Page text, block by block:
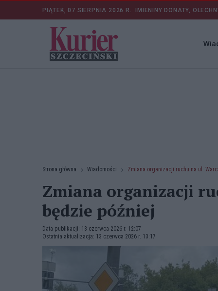
PIĄTEK, 07 SIERPNIA 2026 R. IMIENINY DONATY,
Strona główna Wiadomości Zmiana organizacji ruchu na ul.
Zmiana organizacji
będzie później
Data publikacji: 13 czerwca 2026 r. 12:07
Ostatnia aktualizacja: 13 czerwca 2026 r. 13:17